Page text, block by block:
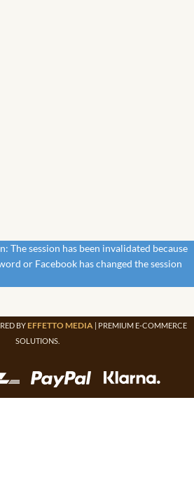
The session has been invalidated because
or Facebook has changed the session
BY EFFETTO MEDIA | PREMIUM E-COMMERCE
SOLUTIONS.